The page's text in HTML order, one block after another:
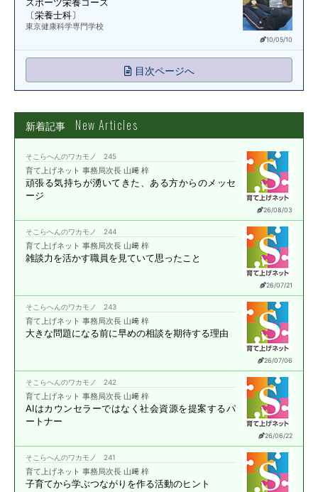
10/05/10
〔栄養士科〕
東京健康科学専門学校
目次ページへ
新着記事 New Articles
26/08/03
そこらへんのワカモノ 245
育て上げネット 事務局次長 山﨑 梓
頑張る気持ちが湧いてきた、 ある方からのメッセ
ージ
26/07/21
そこらへんのワカモノ 244
育て上げネット 事務局次長 山﨑 梓
雑談力を活かす職員を見ていて思ったこと
26/07/06
そこらへんのワカモノ 243
育て上げネット 事務局次長 山﨑 梓
大きな問題になる前に早めの相談を期待する理由
26/06/22
そこらへんのワカモノ 242
育て上げネット 事務局次長 山﨑 梓
AIはカウンセラーではなく社会資源を提案するパ
ートナー
そこらへんのワカモノ 241
育て上げネット 事務局次長 山﨑 梓
子育てから学ぶつながりを作る活動のヒント